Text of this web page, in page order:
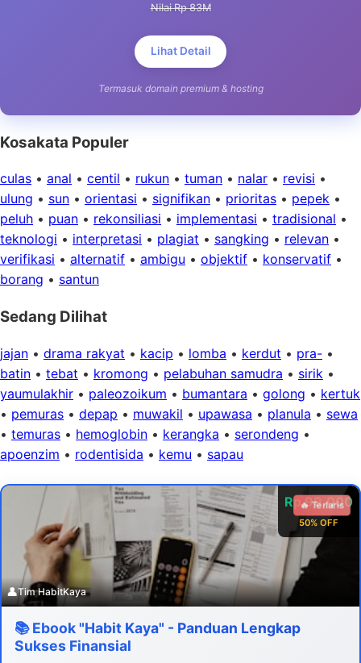
Nilai Rp 83M
Lihat Detail
Termasuk domain premium & hosting
Kosakata Populer
culas • anal • centil • rukun • tuman • nalar • revisi •
ulung • sun • orientasi • signifikan • prioritas • pepek •
peluh • puan • rekonsiliasi • implementasi • tradisional •
teknologi • interpretasi • plagiat • sangking • relevan •
verifikasi • alternatif • ambigu • objektif • konservatif •
borang • santun
Sedang Dilihat
jajan • drama rakyat • kacip • lomba • kerdut • pra- •
batin • tebat • kromong • pelabuhan samudra • sirik •
yaumulakhir • paleozoikum • bumantara • golong • kertuk
• pemuras • depap • muwakil • upawasa • planula • sewa
• temuras • hemoglobin • kerangka • serondeng •
apoenzim • rodentisida • kemu • sapau
Rp 99.000
50% OFF
🔥 Terlaris
👤Tim HabitKaya
📚 Ebook "Habit Kaya" - Panduan Lengkap
Sukses Finansial